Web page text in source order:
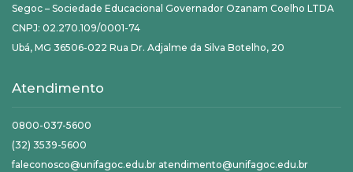
Segoc – Sociedade Educacional Governador Ozanam Coelho LTDA
CNPJ: 02.270.109/0001-74
Ubá, MG 36506-022 Rua Dr. Adjalme da Silva Botelho, 20
Atendimento
0800-037-5600
(32) 3539-5600
faleconosco@unifagoc.edu.br atendimento@unifagoc.edu.br